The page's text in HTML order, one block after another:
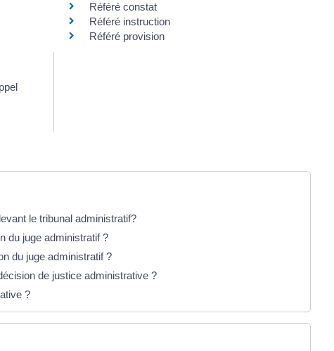
Référé constat
Référé instruction
Référé provision
le tribunal administratif?
du juge administratif ?
du juge administratif ?
de justice administrative ?
?